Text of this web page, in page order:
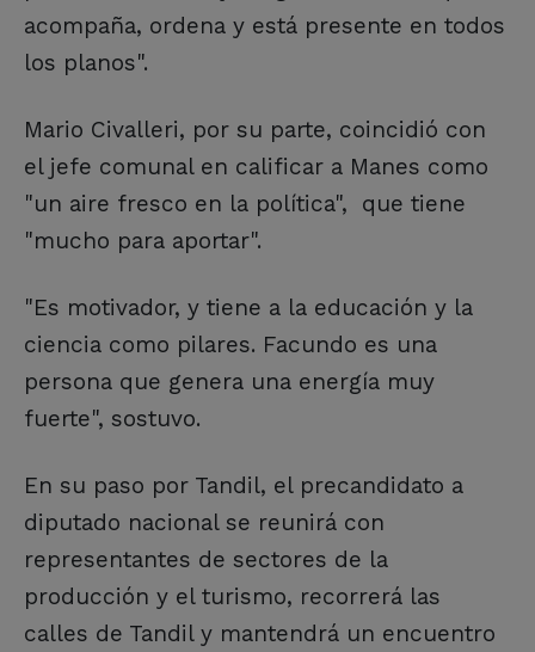
acompaña, ordena y está presente en todos
los planos".
Mario Civalleri, por su parte, coincidió con
el jefe comunal en calificar a Manes como
"un aire fresco en la política", que tiene
"mucho para aportar".
"Es motivador, y tiene a la educación y la
ciencia como pilares. Facundo es una
persona que genera una energía muy
fuerte", sostuvo.
En su paso por Tandil, el precandidato a
diputado nacional se reunirá con
representantes de sectores de la
producción y el turismo, recorrerá las
calles de Tandil y mantendrá un encuentro